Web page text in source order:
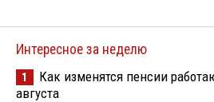
Интересное за неделю
1
Как изменятся пенсии
августа